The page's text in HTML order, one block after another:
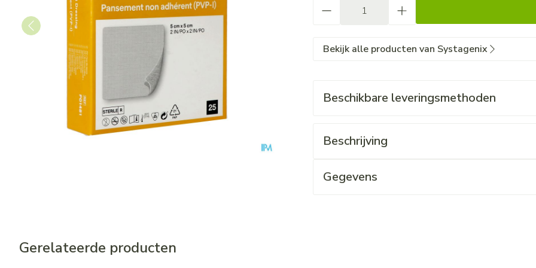
Bekijk alle producten van Systagenix
Beschikbare leveringsmethoden
Beschrijving
Gegevens
Gerelateerde producten